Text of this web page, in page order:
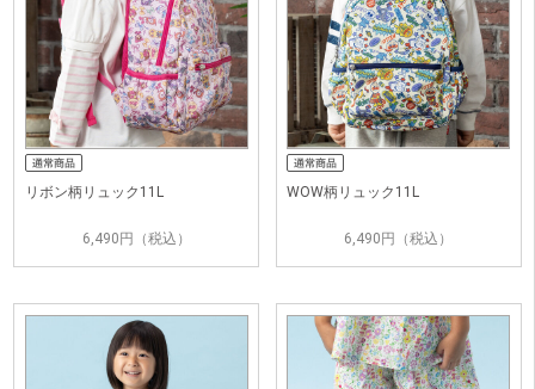
リボン柄リュック11L
6,490円（税込）
WOW柄リュック11L
6,490円（税込）